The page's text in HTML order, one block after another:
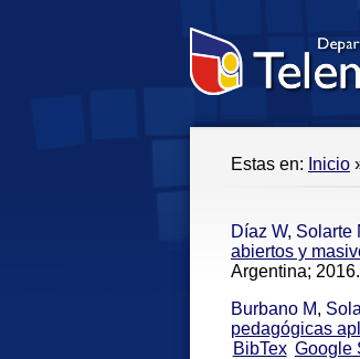
Estas en: Inicio
Díaz W, Solarte
abiertos y
Argentina; 2016.
Burbano M,
pedagógicas
BibTex Google